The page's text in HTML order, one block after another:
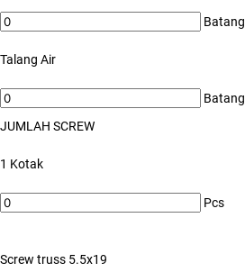
Batang
Talang Air
Batang
JUMLAH SCREW
1 Kotak
Pcs
Screw truss 5.5x19